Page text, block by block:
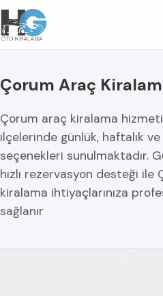
Çorum Araç
Çorum araç kiralama
ilçelerinde günlük, haftalık ve
seçenekleri sunulmaktadır.
hızlı rezervasyon desteği ile
kiralama ihtiyaçlarınıza
sağlanır